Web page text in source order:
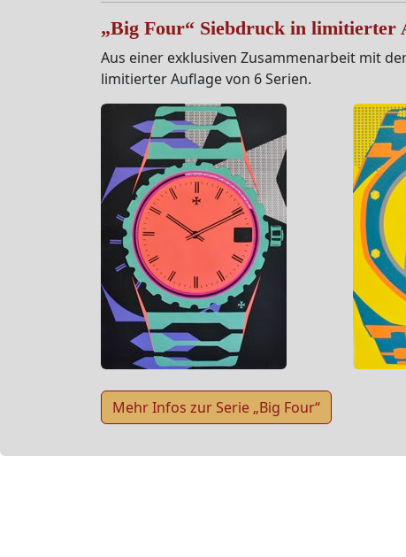
„Big Four“ Siebdruck in limitierter
Aus einer exklusiven Zusammenarbeit mit
limitierter Auflage von 6 Serien.
Mehr Infos zur Serie „Big Four“